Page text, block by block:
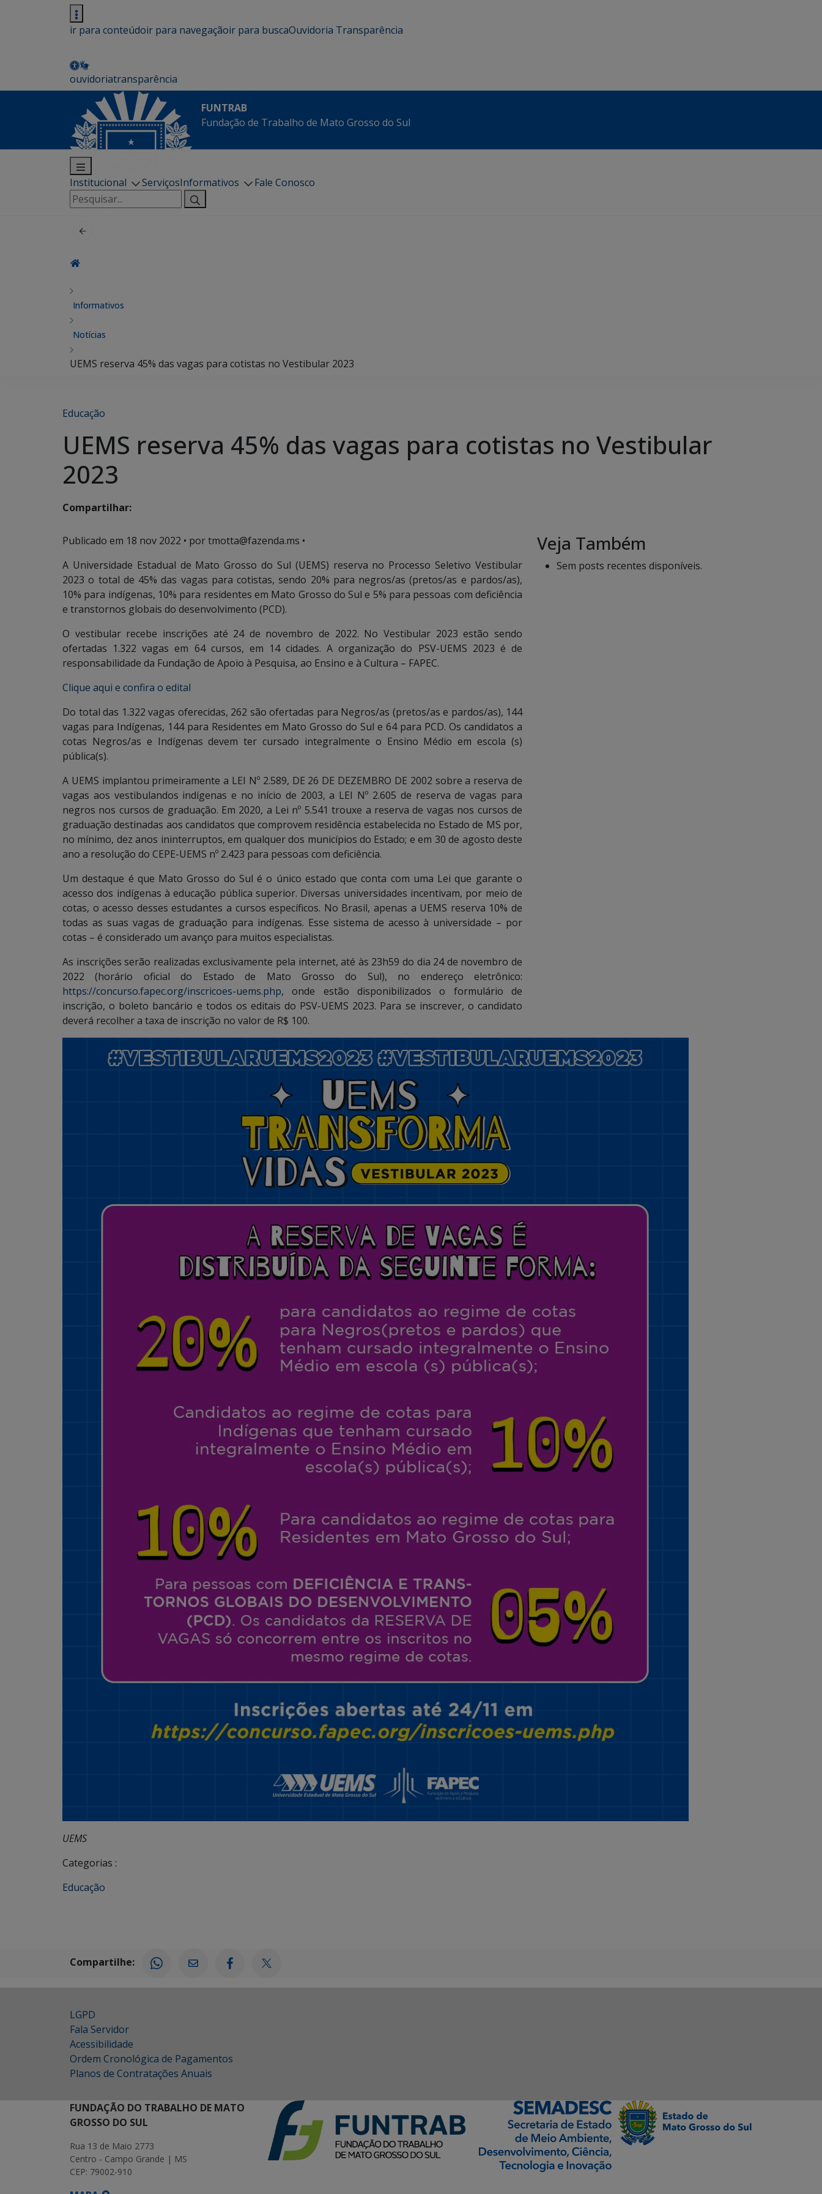
ir para conteúdoir para navegaçãoir para buscaOuvidoria Transparência
ouvidoriatransparência
FUNTRAB
Fundação de Trabalho de Mato Grosso do Sul
Institucional ServiçosInformativos
Fale Conosco
Pesquisar
por:
Informativos
Notícias
UEMS reserva 45% das vagas para cotistas no Vestibular 2023
Educação
UEMS reserva 45% das vagas para cotistas no Vestibular
2023
Compartilhar:
Publicado em 18 nov 2022 • por tmotta@fazenda.ms •
A Universidade Estadual de Mato Grosso do Sul (UEMS) reserva no Processo Seletivo Vestibular
2023 o total de 45% das vagas para cotistas, sendo 20% para negros/as (pretos/as e pardos/as),
10% para indígenas, 10% para residentes em Mato Grosso do Sul e 5% para pessoas com deficiência
e transtornos globais do desenvolvimento (PCD).
O vestibular recebe inscrições até 24 de novembro de 2022. No Vestibular 2023 estão sendo
ofertadas 1.322 vagas em 64 cursos, em 14 cidades. A organização do PSV-UEMS 2023 é de
responsabilidade da Fundação de Apoio à Pesquisa, ao Ensino e à Cultura – FAPEC.
Clique aqui e confira o edital
Do total das 1.322 vagas oferecidas, 262 são ofertadas para Negros/as (pretos/as e pardos/as), 144
vagas para Indígenas, 144 para Residentes em Mato Grosso do Sul e 64 para PCD. Os candidatos a
cotas Negros/as e Indígenas devem ter cursado integralmente o Ensino Médio em escola (s)
pública(s).
A UEMS implantou primeiramente a LEI Nº 2.589, DE 26 DE DEZEMBRO DE 2002 sobre a reserva de
vagas aos vestibulandos indígenas e no início de 2003, a LEI Nº 2.605 de reserva de vagas para
negros nos cursos de graduação. Em 2020, a Lei nº 5.541 trouxe a reserva de vagas nos cursos de
graduação destinadas aos candidatos que comprovem residência estabelecida no Estado de MS por,
no mínimo, dez anos ininterruptos, em qualquer dos municípios do Estado; e em 30 de agosto deste
ano a resolução do CEPE-UEMS nº 2.423 para pessoas com deficiência.
Um destaque é que Mato Grosso do Sul é o único estado que conta com uma Lei que garante o
acesso dos indígenas à educação pública superior. Diversas universidades incentivam, por meio de
cotas, o acesso desses estudantes a cursos específicos. No Brasil, apenas a UEMS reserva 10% de
todas as suas vagas de graduação para indígenas. Esse sistema de acesso à universidade – por
cotas – é considerado um avanço para muitos especialistas.
As inscrições serão realizadas exclusivamente pela internet, até às 23h59 do dia 24 de novembro de
2022 (horário oficial do Estado de Mato Grosso do Sul), no endereço eletrônico:
https://concurso.fapec.org/inscricoes-uems.php, onde estão disponibilizados o formulário de
inscrição, o boleto bancário e todos os editais do PSV-UEMS 2023. Para se inscrever, o candidato
deverá recolher a taxa de inscrição no valor de R$ 100.
UEMS
Categorias :
Educação
Veja Também
Sem posts recentes disponíveis.
Compartilhe:
LGPD
Fala Servidor
Acessibilidade
Ordem Cronológica de Pagamentos
Planos de Contratações Anuais
FUNDAÇÃO DO TRABALHO DE MATO
GROSSO DO SUL
Rua 13 de Maio 2773
Centro - Campo Grande | MS
CEP: 79002-910